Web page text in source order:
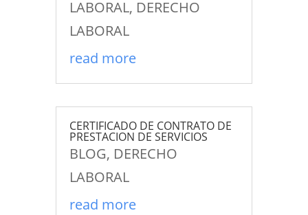
LABORAL, DERECHO
LABORAL
read more
CERTIFICADO DE CONTRATO DE
PRESTACION DE SERVICIOS
BLOG, DERECHO
LABORAL
read more